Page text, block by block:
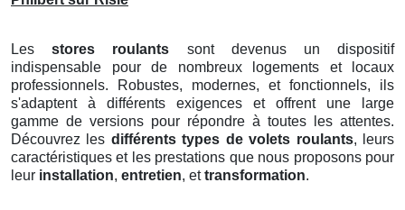
Lesstores roulants sont devenus un dispositif
indispensable pour de nombreux logements et locaux
professionnels. Robustes, modernes, et fonctionnels, ils
s'adaptent à différents exigences et offrent une large
gamme de versions pour répondre à toutes les attentes.
Découvrez les différents types de volets roulants, leurs
caractéristiques et les prestations que nous proposons pour
leur installation, entretien, ettransformation.